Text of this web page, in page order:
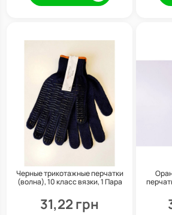
Черные трикотажные перчатки
(волна), 10 класс вязки, 1 Пара
31,22 грн